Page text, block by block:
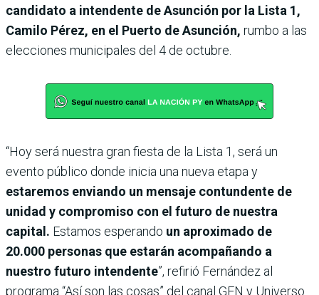
candidato a intendente de Asunción por la Lista 1,
Camilo Pérez, en el Puerto de Asunción, rumbo a las
elecciones municipales del 4 de octubre.
“Hoy será nuestra gran fiesta de la Lista 1, será un
evento público donde inicia una nueva etapa y
estaremos enviando un mensaje contundente de
unidad y compromiso con el futuro de nuestra
capital. Estamos esperando un aproximado de
20.000 personas que estarán acompañando a
nuestro futuro intendente”, refirió Fernández al
programa “Así son las cosas” del canal GEN y Universo